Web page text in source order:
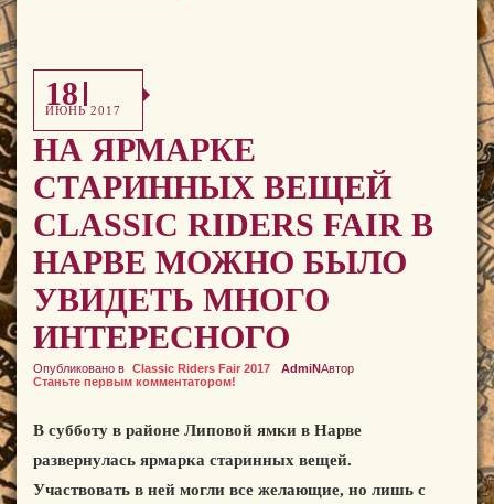
18
ИЮНЬ 2017
НА ЯРМАРКЕ
СТАРИННЫХ ВЕЩЕЙ
CLASSIC RIDERS FAIR В
НАРВЕ МОЖНО БЫЛО
УВИДЕТЬ МНОГО
ИНТЕРЕСНОГО
Опубликовано в Classic Riders Fair 2017 Автор
AdmiN
Станьте первым комментатором!
В субботу в районе Липовой ямки в Нарве
развернулась ярмарка старинных вещей.
Участвовать в ней могли все желающие, но лишь с